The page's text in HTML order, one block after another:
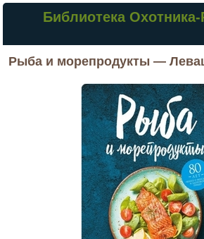
Библиотека
Рыба и морепродукты —